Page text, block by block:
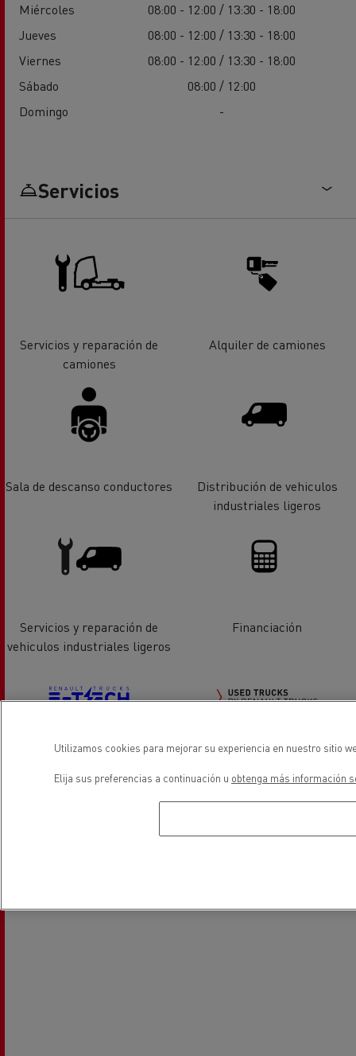
Miércoles
08:00 - 12:00 / 13:30 - 18:00
Jueves
08:00 - 12:00 / 13:30 - 18:00
Viernes
08:00 - 12:00 / 13:30 - 18:00
Sábado
08:00 / 12:00
Domingo
-
Servicios
Servicios y reparación de
camiones
Alquiler de camiones
Sala de descanso conductores
Distribución de vehiculos
industriales ligeros
Servicios y reparación de
vehiculos industriales ligeros
Financiación
Trucks
Utilizamos cookies para mejorar su experiencia en nuestro sitio
Elija sus preferencias a continuación u obtenga más información